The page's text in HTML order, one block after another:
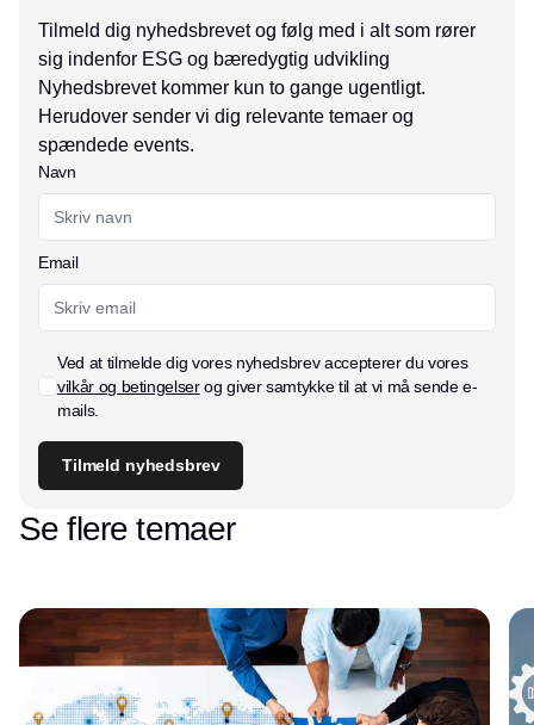
Tilmeld dig nyhedsbrevet og følg med i alt som rører
sig indenfor ESG og bæredygtig udvikling
Nyhedsbrevet kommer kun to gange ugentligt.
Herudover sender vi dig relevante temaer og
spændede events.
Navn
Email
Ved at tilmelde dig vores nyhedsbrev accepterer du vores
vilkår og betingelserog giver samtykke til at vi må sende e-
mails.
Tilmeld nyhedsbrev
Se flere temaer